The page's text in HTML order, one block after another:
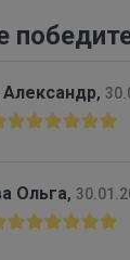
,
Ольга,